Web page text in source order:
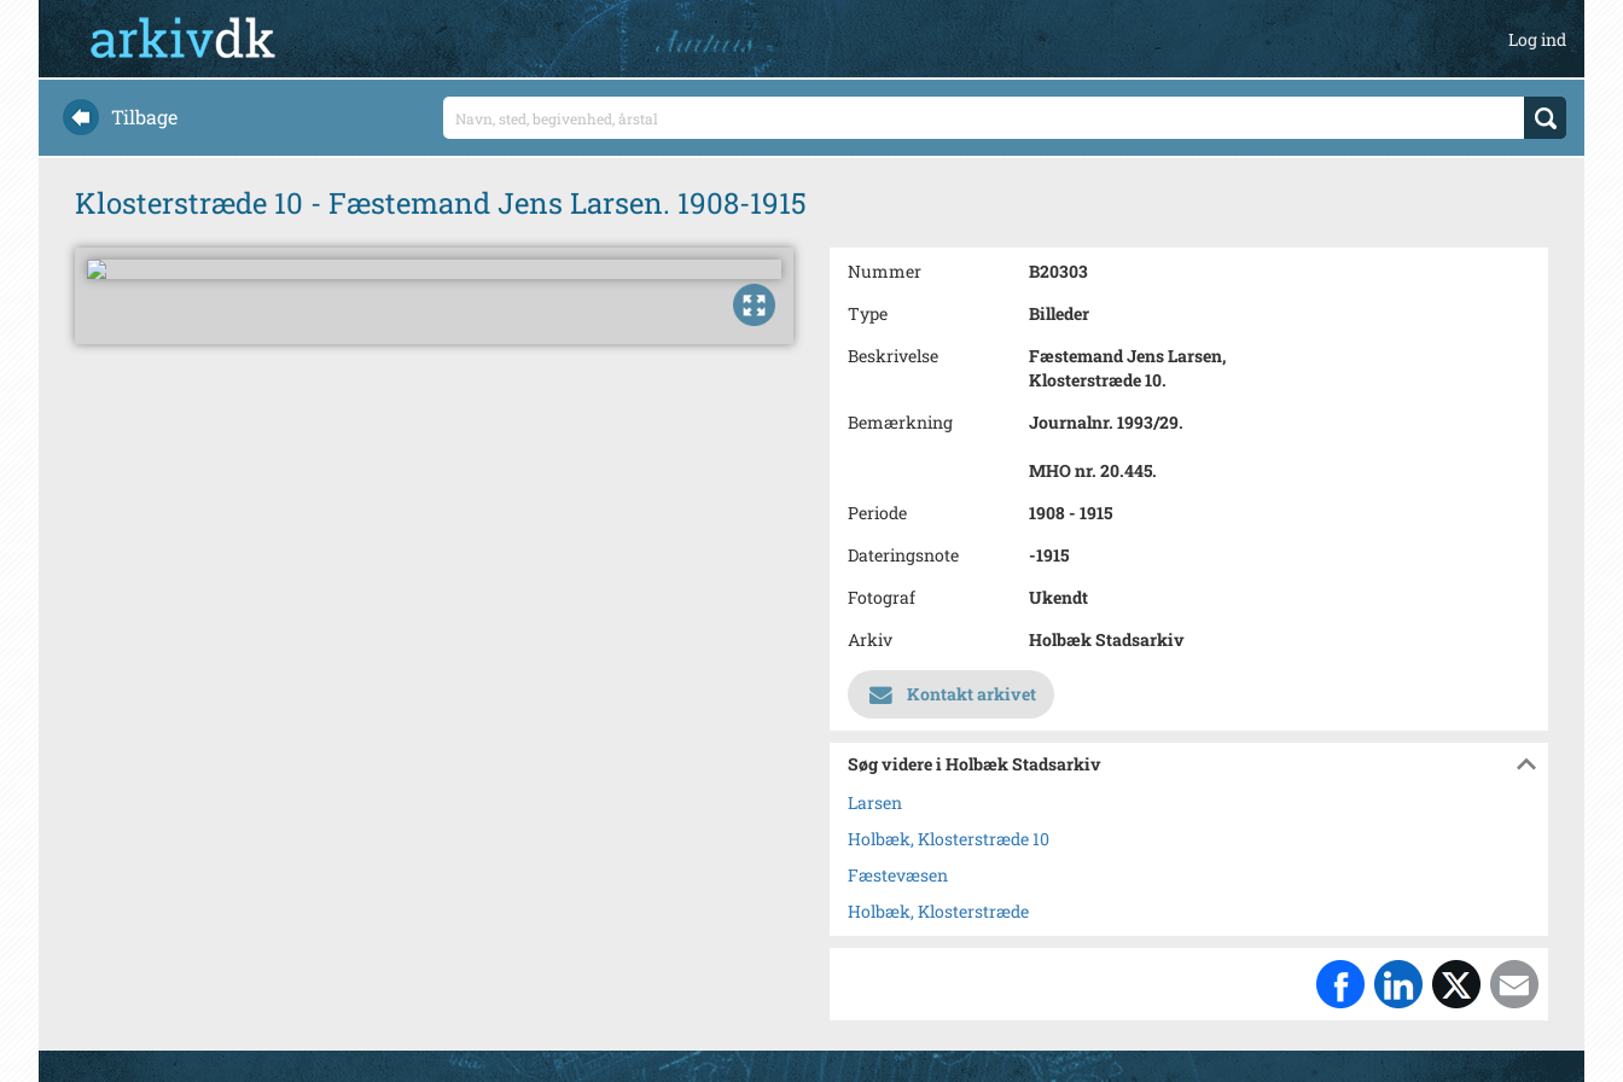
Log ind
Tilbage
Klosterstræde 10 - Fæstemand Jens Larsen. 1908-1915
Nummer
B20303
Type
Billeder
Beskrivelse
Fæstemand Jens Larsen,
Klosterstræde 10.
Bemærkning
Journalnr. 1993/29.
MHO nr. 20.445.
Periode
1908 - 1915
Dateringsnote
-1915
Fotograf
Ukendt
Arkiv
Holbæk Stadsarkiv
Kontakt arkivet
Søg videre i Holbæk Stadsarkiv
Larsen
Holbæk, Klosterstræde 10
Fæstevæsen
Holbæk, Klosterstræde